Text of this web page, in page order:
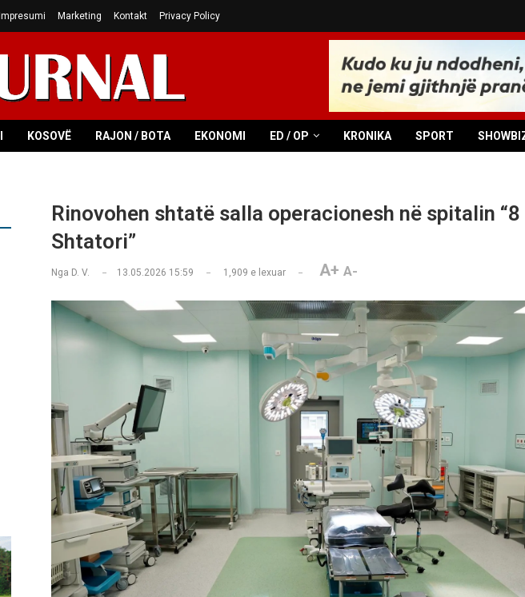
Impresumi Marketing Kontakt Privacy Policy
KOSOVË RAJON / BOTA EKONOMI ED / OP KRONIKA SPORT
Rinovohen shtatë salla operacionesh në spitalin “8
Shtatori”
Nga D. V. 13.05.2026 15:59 1,909 e lexuar A+ A-